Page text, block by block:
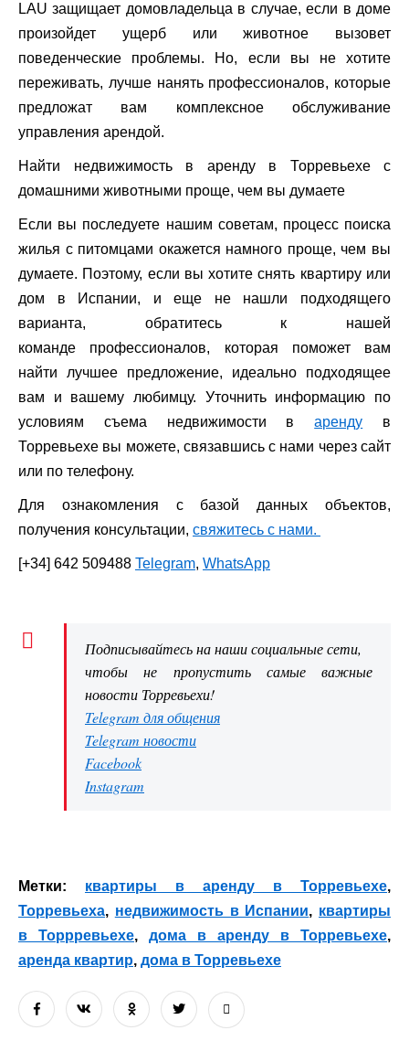
LAU защищает домовладельца в случае, если в доме
произойдет ущерб или животное вызовет
поведенческие проблемы. Но, если вы не хотите
переживать, лучше нанять профессионалов, которые
предложат вам комплексное обслуживание
управления арендой.
Найти недвижимость в аренду в Торревьехе с
домашними животными проще, чем вы думаете
Если вы последуете нашим советам, процесс поиска
жилья с питомцами окажется намного проще, чем вы
думаете. Поэтому, если вы хотите снять квартиру или
дом в Испании, и еще не нашли подходящего
варианта, обратитесь к нашей
команде профессионалов, которая поможет вам
найти лучшее предложение, идеально подходящее
вам и вашему любимцу. Уточнить информацию по
условиям съема недвижимости варенду в
Торревьехе вы можете, связавшись с нами через сайт
или по телефону.
Для ознакомления с базой данных объектов,
получения консультации, свяжитесь с нами.
[+34] 642 509488 Telegram, WhatsApp
Подписывайтесь на наши социальные сети,
чтобы не пропустить самые важные
новости Торревьехи!
Telegram для общения
Telegram новости
Facebook
Instagram
Метки: квартиры в аренду в Торревьехе,
Торревьеха, недвижимость в Испании, квартиры
в Торрревьехе, дома в аренду в Торревьехе,
аренда квартир, дома в Торревьехе